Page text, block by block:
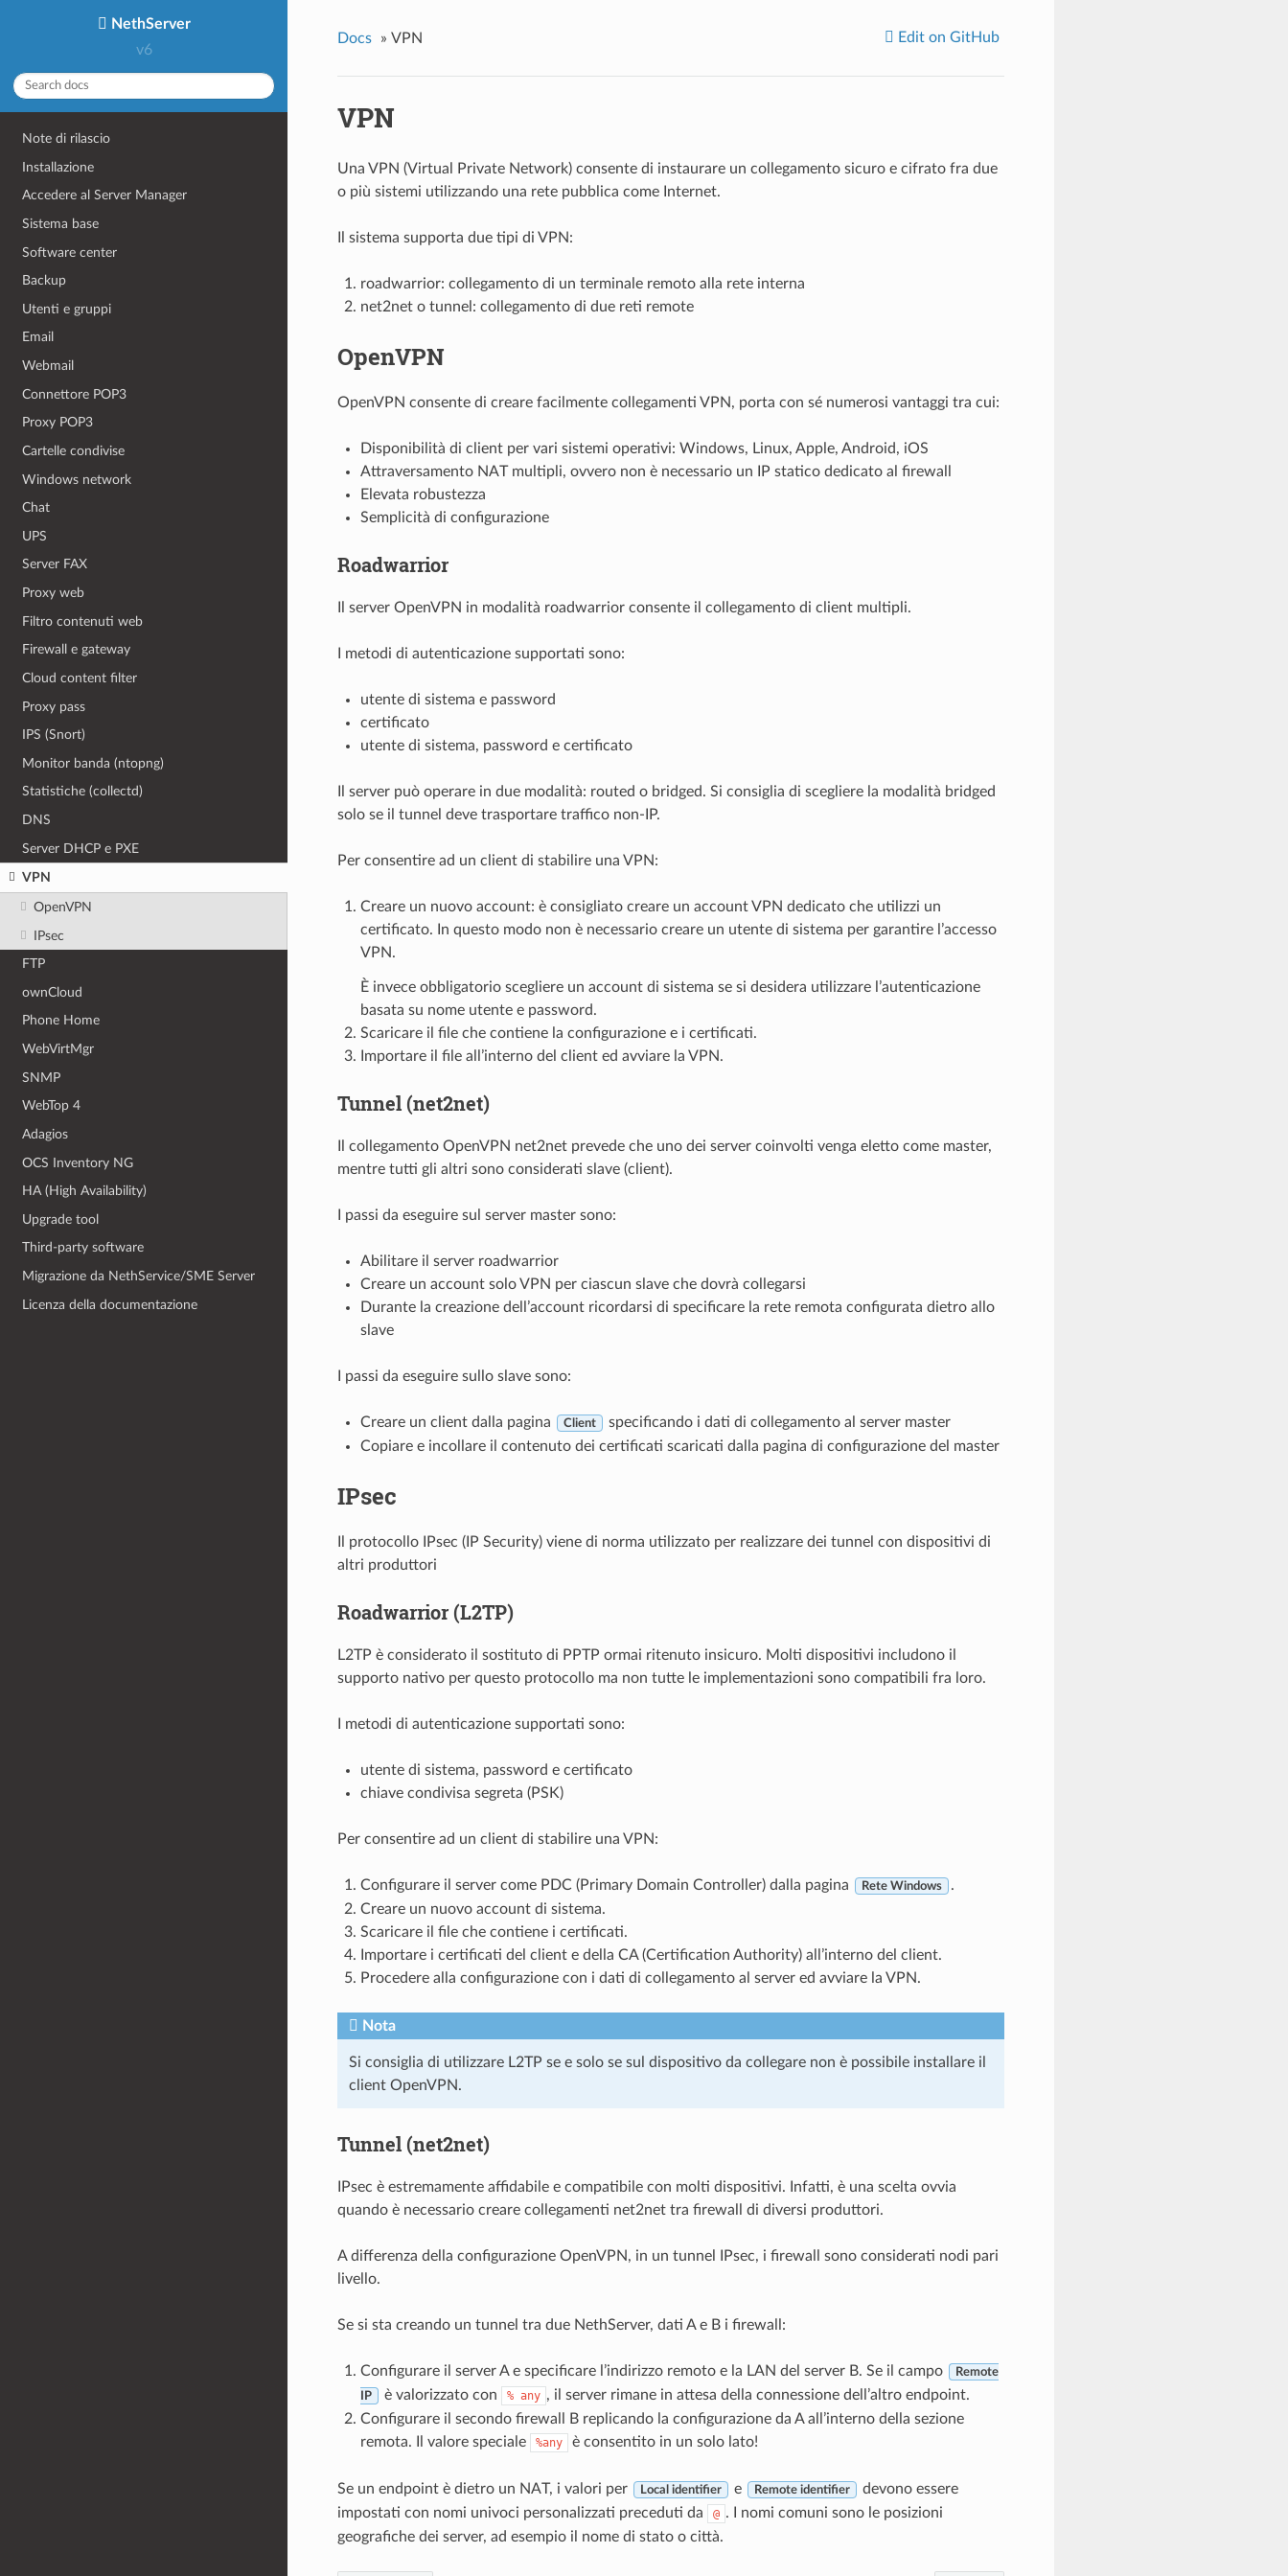
NethServer
v6
Note di rilascio
Installazione
Accedere al Server Manager
Sistema base
Software center
Backup
Utenti e gruppi
Email
Webmail
Connettore POP3
Proxy POP3
Cartelle condivise
Windows network
Chat
UPS
Server FAX
Proxy web
Filtro contenuti web
Firewall e gateway
Cloud content filter
Proxy pass
IPS (Snort)
Monitor banda (ntopng)
Statistiche (collectd)
DNS
Server DHCP e PXE
VPN
OpenVPN
IPsec
FTP
ownCloud
Phone Home
WebVirtMgr
SNMP
WebTop 4
Adagios
OCS Inventory NG
HA (High Availability)
Upgrade tool
Third-party software
Migrazione da NethService/SME Server
Licenza della documentazione
Docs » VPN Edit on GitHub
VPN
Una VPN (Virtual Private Network) consente di instaurare un collegamento sicuro e cifrato fra due
o più sistemi utilizzando una rete pubblica come Internet.
Il sistema supporta due tipi di VPN:
roadwarrior: collegamento di un terminale remoto alla rete interna
net2net o tunnel: collegamento di due reti remote
OpenVPN
OpenVPN consente di creare facilmente collegamenti VPN, porta con sé numerosi vantaggi tra cui:
Disponibilità di client per vari sistemi operativi: Windows, Linux, Apple, Android, iOS
Attraversamento NAT multipli, ovvero non è necessario un IP statico dedicato al firewall
Elevata robustezza
Semplicità di configurazione
Roadwarrior
Il server OpenVPN in modalità roadwarrior consente il collegamento di client multipli.
I metodi di autenticazione supportati sono:
utente di sistema e password
certificato
utente di sistema, password e certificato
Il server può operare in due modalità: routed o bridged. Si consiglia di scegliere la modalità bridged
solo se il tunnel deve trasportare traffico non-IP.
Per consentire ad un client di stabilire una VPN:
Creare un nuovo account: è consigliato creare un account VPN dedicato che utilizzi un
certificato. In questo modo non è necessario creare un utente di sistema per garantire l’accesso
VPN.
È invece obbligatorio scegliere un account di sistema se si desidera utilizzare l’autenticazione
basata su nome utente e password.
Scaricare il file che contiene la configurazione e i certificati.
Importare il file all’interno del client ed avviare la VPN.
Tunnel (net2net)
Il collegamento OpenVPN net2net prevede che uno dei server coinvolti venga eletto come master,
mentre tutti gli altri sono considerati slave (client).
I passi da eseguire sul server master sono:
Abilitare il server roadwarrior
Creare un account solo VPN per ciascun slave che dovrà collegarsi
Durante la creazione dell’account ricordarsi di specificare la rete remota configurata dietro allo
slave
I passi da eseguire sullo slave sono:
Creare un client dalla pagina Client
specificando i dati di collegamento al server master
Copiare e incollare il contenuto dei certificati scaricati dalla pagina di configurazione del master
IPsec
Il protocollo
IPsec (IP Security) viene di norma utilizzato per realizzare dei tunnel con dispositivi di
altri produttori
Roadwarrior (L2TP)
L2TP è considerato il sostituto di PPTP ormai ritenuto insicuro. Molti dispositivi includono il
supporto nativo per questo protocollo ma non tutte le implementazioni sono compatibili fra loro.
I metodi di autenticazione supportati sono:
utente di sistema, password e certificato
chiave condivisa segreta (PSK)
Per consentire ad un client di stabilire una VPN:
Configurare il server come PDC (Primary Domain Controller) dalla pagina Rete Windows
.
Creare un nuovo account di sistema.
Scaricare il file che contiene i certificati.
Importare i certificati del client e della CA (Certification Authority) all’interno del client.
Procedere alla configurazione con i dati di collegamento al server ed avviare la VPN.
Nota
Si consiglia di utilizzare L2TP se e solo se sul dispositivo da collegare non è possibile installare il
client OpenVPN.
Tunnel (net2net)
IPsec è estremamente affidabile e compatibile con molti dispositivi. Infatti, è una scelta ovvia
quando è necessario creare collegamenti net2net tra firewall di diversi produttori.
A differenza della configurazione OpenVPN, in un tunnel IPsec, i firewall sono considerati nodi pari
livello.
Se si sta creando un tunnel tra due NethServer, dati A e B i firewall:
Configurare il server A e specificare l’indirizzo remoto e la LAN del server B. Se il campo Remote
IP è valorizzato con % any , il server rimane in attesa della connessione dell’altro endpoint.
Configurare il secondo firewall B replicando la configurazione da A all’interno della sezione
remota. Il valore speciale
%any è consentito in un solo lato!
Se un endpoint è dietro un NAT, i valori per Local identifier e Remote identifier
devono essere
impostati con nomi univoci personalizzati preceduti da
@ . I nomi comuni sono le posizioni
geografiche dei server, ad esempio il nome di stato o città.